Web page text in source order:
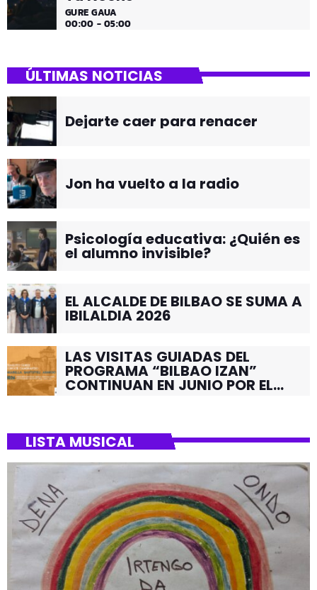
GURE GAUA
00:00 - 05:00
ÚLTIMAS NOTICIAS
Dejarte caer para renacer
Jon ha vuelto a la radio
Psicología educativa: ¿Quién es
el alumno invisible?
EL ALCALDE DE BILBAO SE SUMA A
IBILALDIA 2026
LAS VISITAS GUIADAS DEL
PROGRAMA “BILBAO IZAN”
CONTINUAN EN JUNIO POR EL
LISTA MUSICAL